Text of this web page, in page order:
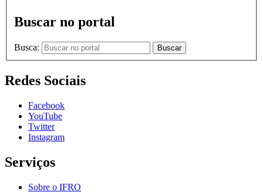
Buscar no portal
Busca: Buscar
Redes Sociais
Facebook
YouTube
Twitter
Instagram
Serviços
Sobre o IFRO